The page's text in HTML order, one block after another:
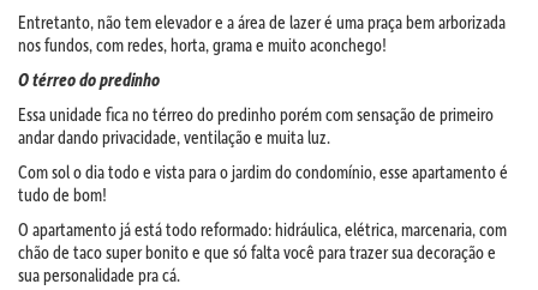
Entretanto, não tem elevador e a área de lazer é uma praça bem arborizada
nos fundos, com redes, horta, grama e muito aconchego!
O térreo do predinho
Essa unidade fica no térreo do predinho porém com sensação de primeiro
andar dando privacidade, ventilação e muita luz.
Com sol o dia todo e vista para o jardim do condomínio, esse apartamento é
tudo de bom!
O apartamento já está todo reformado: hidráulica, elétrica, marcenaria, com
chão de taco super bonito e que só falta você para trazer sua decoração e
sua personalidade pra cá.